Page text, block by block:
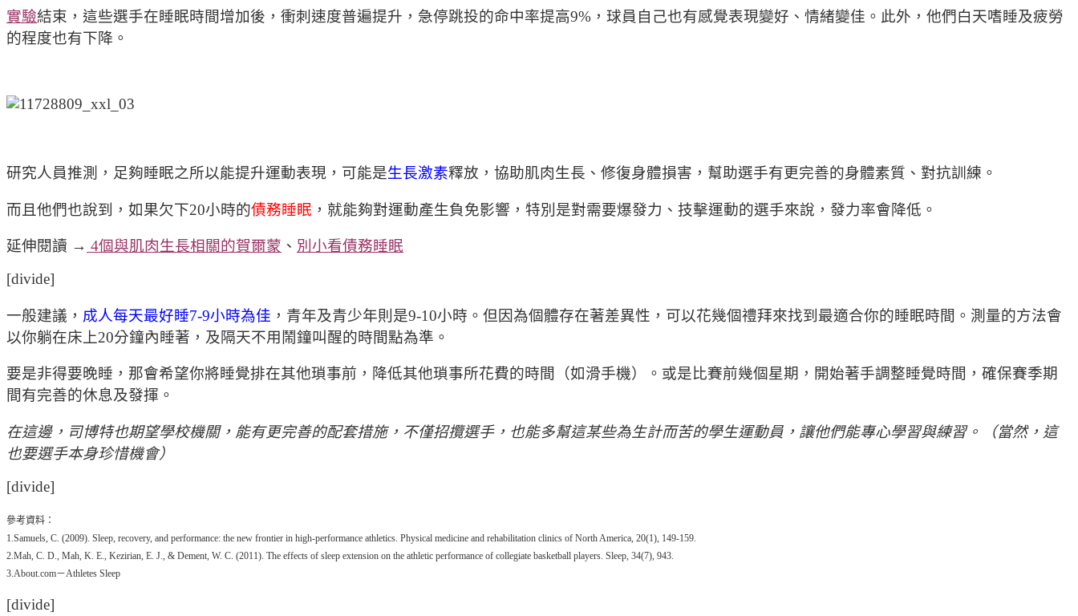
實驗結束，這些選手在睡眠時間增加後，衝刺速度普遍提升，急停跳投的命中率提高9%，球員自己也有感覺表現變好、情緒變佳。此外，他們白天嗜睡及疲勞
的程度也有下降。
研究人員推測，足夠睡眠之所以能提升運動表現，可能是生長激素釋放，協助肌肉生長、修復身體損害，幫助選手有更完善的身體素質、對抗訓練。
而且他們也說到，如果欠下20小時的債務睡眠 ，就能夠對運動產生負免影響，特別是對需要爆發力、技擊運動的選手來說，發力率會降低。
延伸閱讀 → 4個與肌肉生長相關的賀爾蒙 、 別小看債務睡眠
[divide]
一般建議， 成人每天最好睡7-9小時為佳 ，青年及青少年則是9-10小時。但因為個體存在著差異性，可以花幾個禮拜來找到最適合你的睡眠時間。測量的方法會
以你躺在床上20分鐘內睡著，及隔天不用鬧鐘叫醒的時間點為準。
要是非得要晚睡，那會希望你將睡覺排在其他瑣事前，降低其他瑣事所花費的時間（如滑手機）。或是比賽前幾個星期，開始著手調整睡覺時間，確保賽季期
間有完善的休息及發揮。
在這邊，司博特也期望學校機關，能有更完善的配套措施，不僅招攬選手，也能多幫這某些為生計而苦的學生運動員，讓他們能專心學習與練習。（當然，這
也要選手本身珍惜機會）
[divide]
參考資料：
1.Samuels, C. (2009). Sleep, recovery, and performance: the new frontier in high-performance athletics. Physical medicine and rehabilitation clinics of North America, 20(1), 149-159.
2.Mah, C. D., Mah, K. E., Kezirian, E. J., & Dement, W. C. (2011). The effects of sleep extension on the athletic performance of collegiate basketball players. Sleep, 34(7), 943.
3.About.com－Athletes Sleep
[divide]